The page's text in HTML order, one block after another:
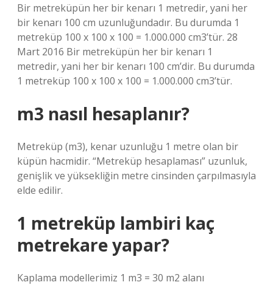
Bir metreküpün her bir kenarı 1 metredir, yani her
bir kenarı 100 cm uzunluğundadır. Bu durumda 1
metreküp 100 x 100 x 100 = 1.000.000 cm3’tür. 28
Mart 2016 Bir metreküpün her bir kenarı 1
metredir, yani her bir kenarı 100 cm’dir. Bu durumda
1 metreküp 100 x 100 x 100 = 1.000.000 cm3’tür.
m3 nasıl hesaplanır?
Metreküp (m3), kenar uzunluğu 1 metre olan bir
küpün hacmidir. “Metreküp hesaplaması” uzunluk,
genişlik ve yüksekliğin metre cinsinden çarpılmasıyla
elde edilir.
1 metreküp lambiri kaç
metrekare yapar?
Kaplama modellerimiz 1 m3 = 30 m2 alanı